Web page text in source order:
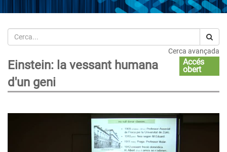
Cerca
Cerca avançada
Einstein: la vessant humana
d'un geni
Accés
obert